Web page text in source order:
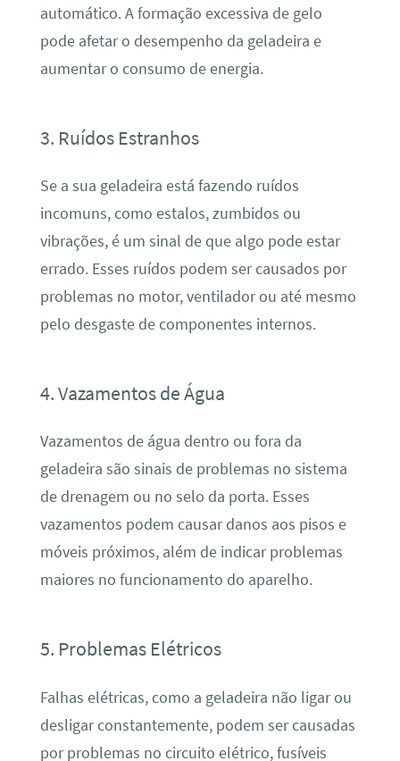
automático. A formação excessiva de gelo
pode afetar o desempenho da geladeira e
aumentar o consumo de energia.
3. Ruídos Estranhos
Se a sua geladeira está fazendo ruídos
incomuns, como estalos, zumbidos ou
vibrações, é um sinal de que algo pode estar
errado. Esses ruídos podem ser causados por
problemas no motor, ventilador ou até mesmo
pelo desgaste de componentes internos.
4. Vazamentos de Água
Vazamentos de água dentro ou fora da
geladeira são sinais de problemas no sistema
de drenagem ou no selo da porta. Esses
vazamentos podem causar danos aos pisos e
móveis próximos, além de indicar problemas
maiores no funcionamento do aparelho.
5. Problemas Elétricos
Falhas elétricas, como a geladeira não ligar ou
desligar constantemente, podem ser causadas
por problemas no circuito elétrico, fusíveis